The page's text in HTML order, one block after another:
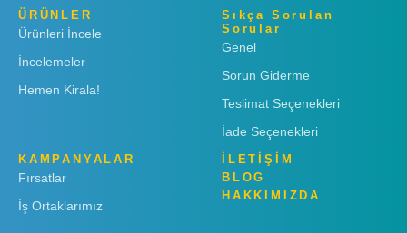
ÜRÜNLER
Ürünleri İncele
İncelemeler
Hemen Kirala!
Sıkça Sorulan
Sorular
Genel
Sorun Giderme
Teslimat Seçenekleri
İade Seçenekleri
KAMPANYALAR
Fırsatlar
İş Ortaklarımız
İLETİŞİM
BLOG
HAKKIMIZDA